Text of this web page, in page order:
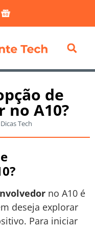
de
no A10?
Dicas Tech
no A10 é
deseja explorar
Para iniciar